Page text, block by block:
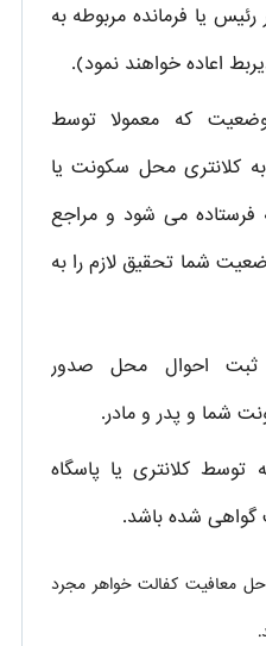
یا فرمانده مربوطه به
اعاده خواهند نمود).
که معمولا توسط
کلانتری محل سکونت یا
می شود و مراجع
شما تحقیق لازم را به
ثبت احوال محل صدور
شما و پدر و مادر.
کلانتری یا پاسگاه
گواهی شده باشد.
معافیت کفالت خواهر مجرد